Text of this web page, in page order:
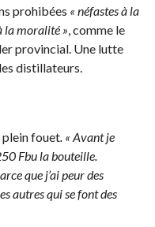
prohibées « néfastes à la
la moralité », comme le
provincial. Une lutte
distillateurs.
plein fouet. « Avant je
Fbu la bouteille.
que j’ai peur des
autres qui se font des